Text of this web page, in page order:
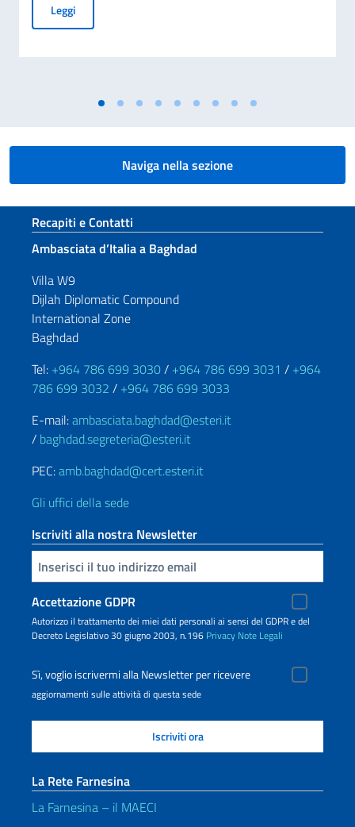
LeggiProcedura comparativa pubblica AICS “Minoranze
Naviga nella sezione
Sezione footer
Recapiti e Contatti
Ambasciata d’Italia a Baghdad
Villa W9
Dijlah Diplomatic Compound
International Zone
Baghdad
Tel: +964 786 699 3030/ +964 786 699 3031 / +964
786 699 3032 / +964 786 699 3033
E-mail:ambasciata.baghdad@esteri.it
/ baghdad.segreteria@esteri.it
PEC:amb.baghdad@cert.esteri.it
Gli uffici della sede
Iscriviti alla nostra Newsletter
Inserisci la tua email
Accettazione GDPR
Autorizzo il trattamento dei miei dati personali ai sensi del GDPR e del
Decreto Legislativo 30 giugno 2003, n.196 Privacy Note Legali
Sì, voglio iscrivermi alla Newsletter per ricevere
aggiornamenti sulle attività di questa sede
La Rete Farnesina
La Farnesina – il MAECI